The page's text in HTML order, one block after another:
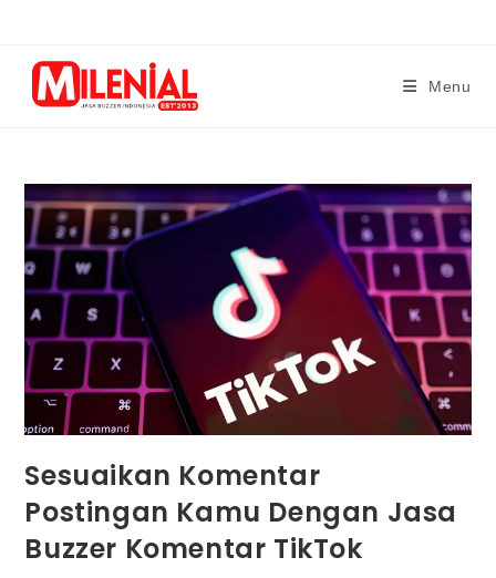
content
Menu
Sesuaikan Komentar
Postingan Kamu Dengan Jasa
Buzzer Komentar TikTok